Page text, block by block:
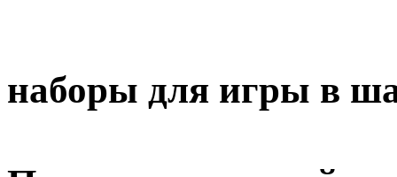
наборы для игры в